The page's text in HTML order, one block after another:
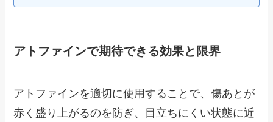
アトファインで期待できる効果と限界
アトファインを適切に使用することで、傷あとが
赤く盛り上がるのを防ぎ、目立ちにくい状態に近